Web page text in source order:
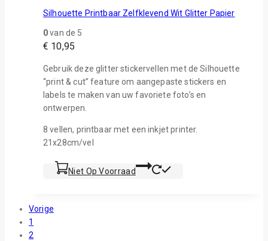
Silhouette Printbaar Zelfklevend Wit Glitter Papier
0van de 5
€ 10,95
Gebruik deze glitter stickervellen met de Silhouette
“print & cut” feature om aangepaste stickers en
labels te maken van uw favoriete foto’s en
ontwerpen.
8 vellen, printbaar met een inkjet printer.
21x28cm/vel
Niet Op Voorraad
Vorige
1
2